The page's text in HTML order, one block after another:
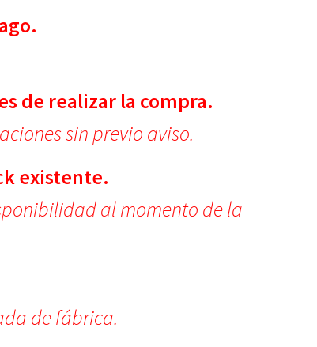
de realizar la compra.
sin previo aviso.
existente.
al momento de la
de fábrica.